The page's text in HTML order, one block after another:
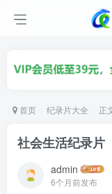
首页 纪录片大全 正
社会生活纪录片
admin
6个月前发布